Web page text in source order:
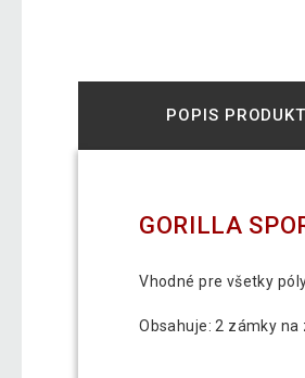
POPIS
GORILLA
Vhodné pre všetky
Obsahuje: 2 zámky